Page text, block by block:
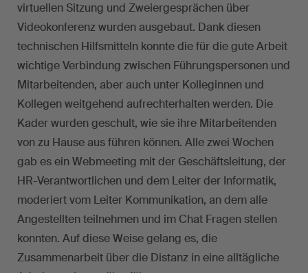
virtuellen Sitzung und Zweiergesprächen über
Videokonferenz wurden ausgebaut. Dank diesen
technischen Hilfsmitteln konnte die für die gute Arbeit
wichtige Verbindung zwischen Führungspersonen und
Mitarbeitenden, aber auch unter Kolleginnen und
Kollegen weitgehend aufrechterhalten werden. Die
Kader wurden geschult, wie sie ihre Mitarbeitenden
von zu Hause aus führen können. Alle zwei Wochen
gab es ein Webmeeting mit der Geschäftsleitung, der
HR-Verantwortlichen und dem Leiter der Informatik,
moderiert vom Leiter Kommunikation, an dem alle
Angestellten teilnehmen und im Chat Fragen stellen
konnten. Auf diese Weise gelang es, die
Zusammenarbeit über die Distanz in eine alltägliche